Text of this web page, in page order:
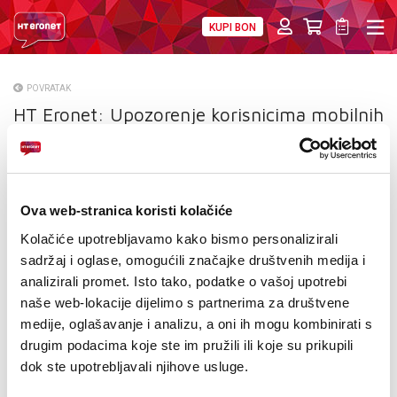
Ova web-stranica koristi kolačiće
Kolačiće upotrebljavamo kako bismo personalizirali
sadržaj i oglase, omogućili značajke društvenih medija i
analizirali promet. Isto tako, podatke o vašoj upotrebi
naše web-lokacije dijelimo s partnerima za društvene
medije, oglašavanje i analizu, a oni ih mogu kombinirati s
drugim podacima koje ste im pružili ili koje su prikupili
dok ste upotrebljavali njihove usluge.
KUPI BON
O NAMA
PRESS
VELEPRODAJA
KONTAKTI
MOJ PROFIL
E-RAČUN
POVRATAK
HT Eronet: Upozorenje korisnicima mobilnih
usluga- sumnjive SMS poruke